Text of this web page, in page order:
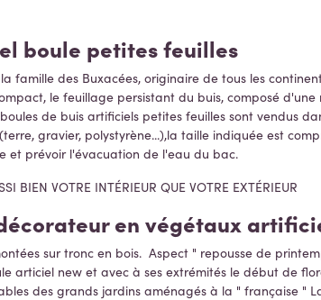
boule petites feuilles
famille des Buxacées, originaire de tous les
le feuillage persistant du buis, composé
boules de buis artificiels petites feuilles sont vendus
gravier, polystyrène...),la taille indiquée est
et prévoir l'évacuation de l'eau du bac.
BIEN VOTRE INTÉRIEUR QUE VOTRE EXTÉRIEUR
en végétaux
sur tronc en bois. Aspect " repousse de
articiel new et avec à ses extrémités le début de
des grands jardins aménagés à la " française "